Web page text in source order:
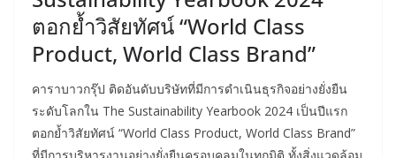
ตอกย้ำวิสัยทัศน์ “World Class
Product, World Class Brand”
คาราบาวกรุ๊ป ติดอันดับบริษัทที่มีการดำเนินธุรกิจอย่างยั่งยืน
ระดับโลกใน The Sustainability Yearbook 2024 เป็นปีแรก
ตอกย้ำวิสัยทัศน์ “World Class Product, World Class Brand”
ที่มีการบริหารงานอย่างยั่งยืนครอบคลุมในทุกมิติ ทั้งสิ่งแวดล้อม